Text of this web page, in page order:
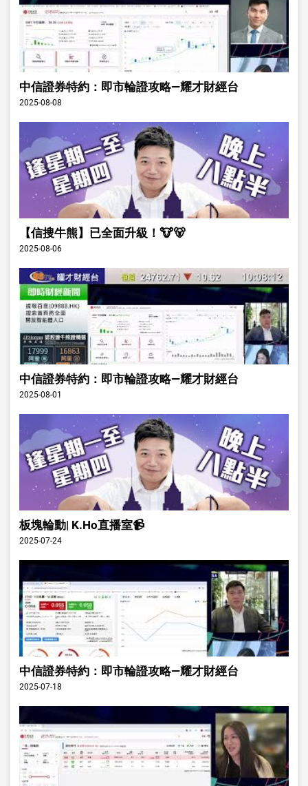
中信證券特約：即市輪證攻略—耀才財經台
2025-08-08
【信搜牛熊】已全面升級！🐮🐻
2025-08-06
中信證券特約：即市輪證攻略—耀才財經台
2025-08-01
板塊輪動| K.Ho直播室📹
2025-07-24
中信證券特約：即市輪證攻略—耀才財經台
2025-07-18